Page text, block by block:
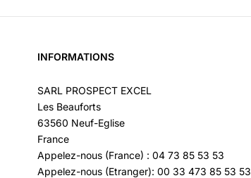
INFORMATIONS
SARL PROSPECT EXCEL
Les Beauforts
63560 Neuf-Eglise
France
Appelez-nous (France) : 04 73 85 53 53
Appelez-nous (Etranger): 00 33 473 85 53 53